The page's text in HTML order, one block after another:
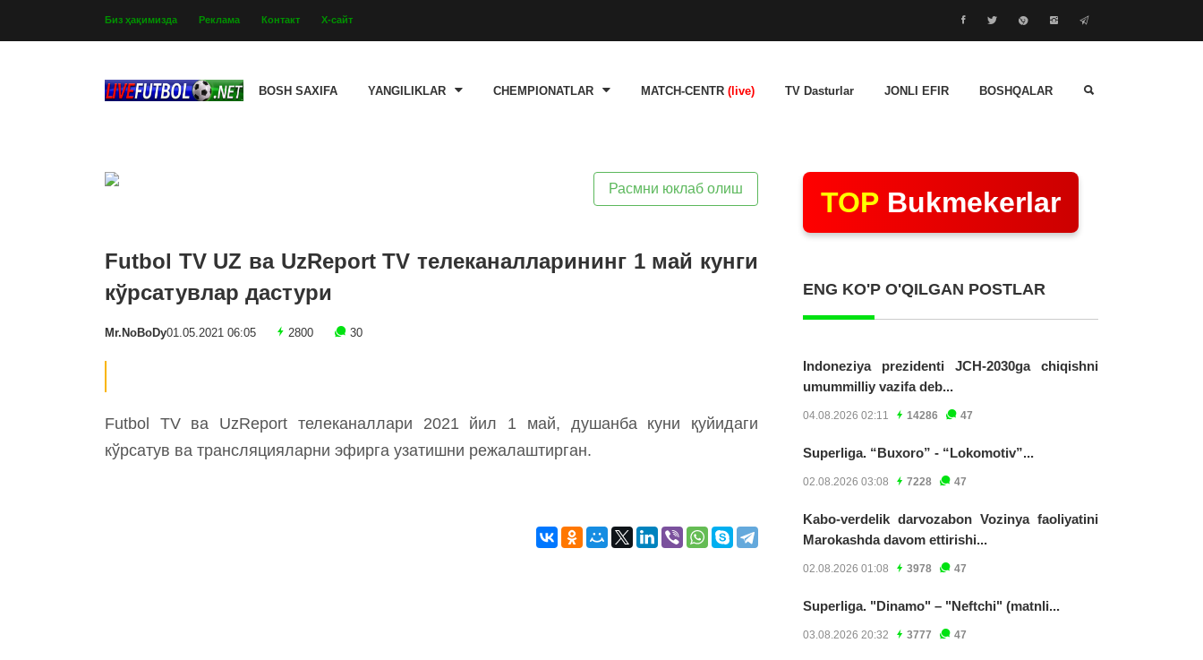
Биз ҳақимизда Реклама Контакт Х-сайт
BOSH SAXIFA YANGILIKLAR CHEMPIONATLAR MATCH-CENTR (live) TV Dasturlar JONLI EFIR BOSHQALAR
Расмни юклаб олиш
Futbol TV UZ ва UzReport TV телеканалларининг 1 май кунги
кўрсатувлар дастури
Mr.NoBoDy01.05.2021 06:05 2800 30
Futbol TV ва UzReport телеканаллари 2021 йил 1 май, душанба куни қуйидаги
кўрсатув ва трансляцияларни эфирга узатишни режалаштирган.
TOP Bukmekerlar
ENG KO'P O'QILGAN POSTLAR
Indoneziya prezidenti JCH-2030ga chiqishni
umummilliy vazifa deb...
04.08.2026 02:11 14286 47
Superliga. “Buxoro” - “Lokomotiv”...
02.08.2026 03:08 7228 47
Kabo-verdelik darvozabon Vozinya faoliyatini
Marokashda davom ettirishi...
02.08.2026 01:08 3978 47
Superliga. "Dinamo" – "Neftchi" (matnli...
03.08.2026 20:32 3777 47